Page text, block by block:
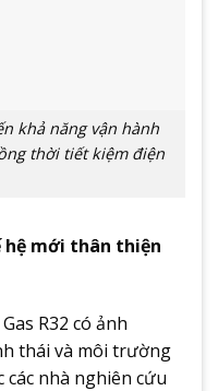
khả năng vận hành
thời tiết kiệm điện
hệ mới thân thiện
R32 có ảnh
thái và môi trường
các nhà nghiên cứu